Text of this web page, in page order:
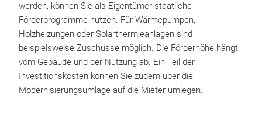
werden, können Sie als Eigentümer staatliche
Förderprogramme nutzen. Für Wärmepumpen,
Holzheizungen oder Solarthermieanlagen sind
beispielsweise Zuschüsse möglich. Die Förderhöhe hängt
vom Gebäude und der Nutzung ab. Ein Teil der
Investitionskosten können Sie zudem über die
Modernisierungsumlage auf die Mieter umlegen.